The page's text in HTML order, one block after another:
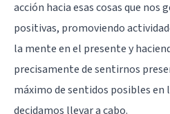
acción hacia esas cosas que nos
positivas, promoviendo
la mente en el presente y
precisamente de sentirnos
máximo de sentidos posibles en
decidamos llevar a cabo.